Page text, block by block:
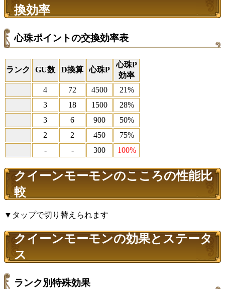
換効率
心珠ポイントの交換効率表
ランク GU数 D換算 心珠P
心珠P
効率
4
72 4500
21%
3
18 1500
28%
3
6 900
50%
2
2 450
75%
-
- 300 100%
クイーンモーモンのこころの性能比
較
▼タップで切り替えられます
クイーンモーモンの効果とステータ
ス
ランク別特殊効果